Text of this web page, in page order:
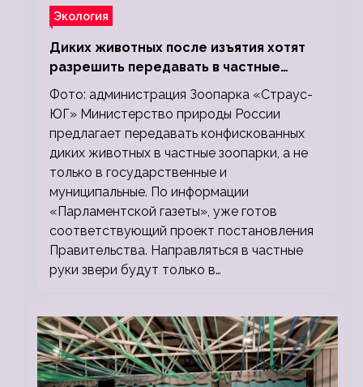
Экология
Диких животных после изъятия хотят
разрешить передавать в частные
зоопарки
Фото: администрация Зоопарка «Страус-
ЮГ» Министерство природы России
предлагает передавать конфискованных
диких животных в частные зоопарки, а не
только в государственные и
муниципальные. По информации
«Парламентской газеты», уже готов
соответствующий проект постановления
Правительства. Направляться в частные
руки звери будут только в…